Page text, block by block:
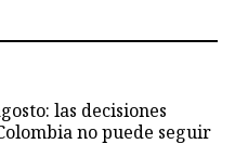
las decisiones
no puede seguir